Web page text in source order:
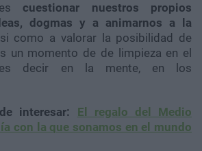
cuestionar nuestros propios
dogmas y a animarnos a la
como a valorar la posibilidad de
un momento de de limpieza en el
es decir en la mente, en los
interesar: El regalo del Medio
con la que sonamos en el mundo